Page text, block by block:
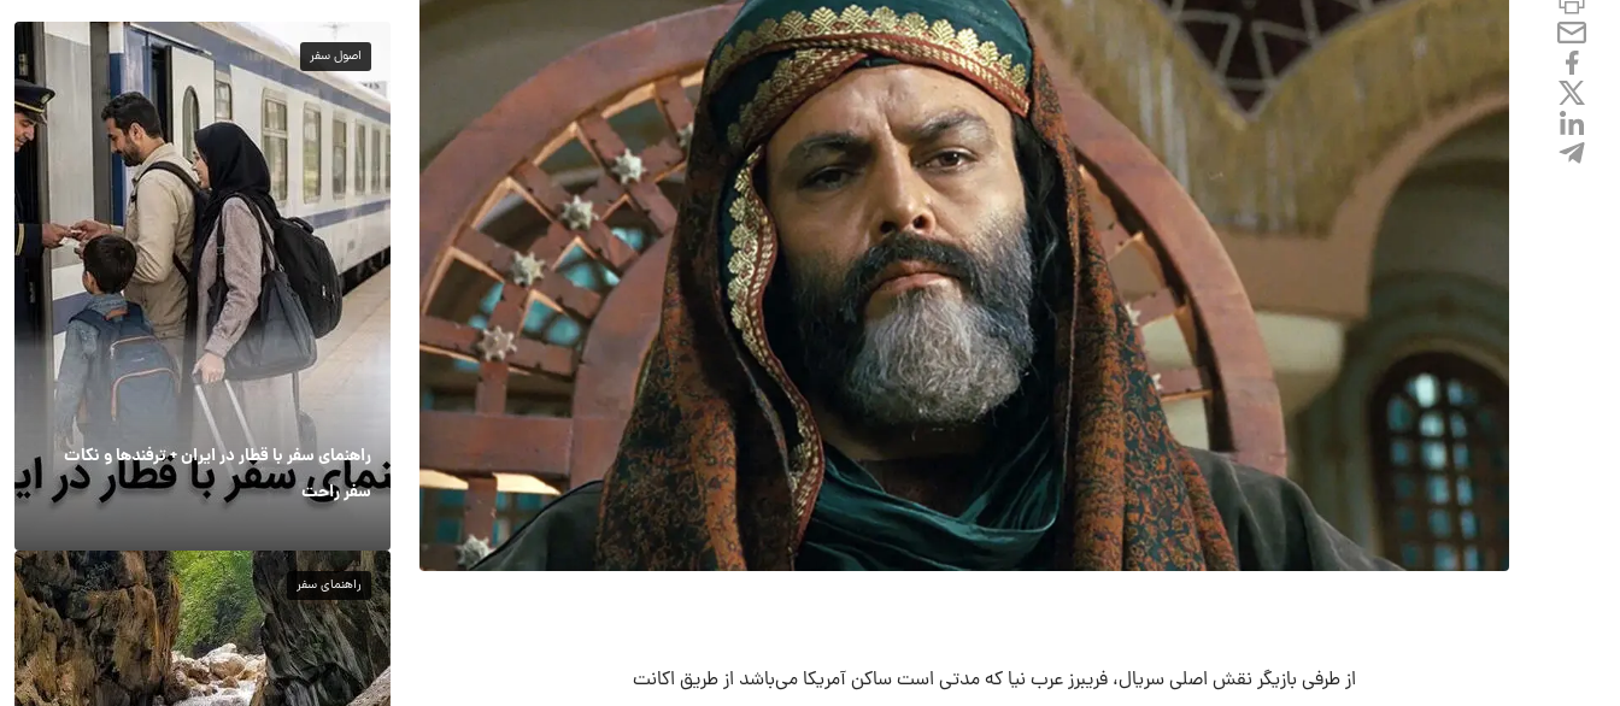
از طرفی بازیگر نقش اصلی سریال، فریبرز عرب نیا که مدتی است ساکن آمریکا می‌باشد از طریق اکانت
اصول سفر
راهنمای سفر با قطار در ایران + ترفندها و نکات
سفر راحت
راهنمای سفر